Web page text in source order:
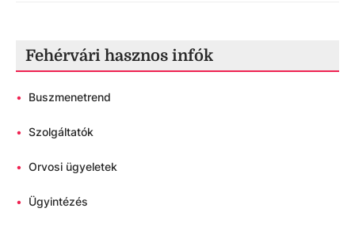
Fehérvári hasznos infók
• Buszmenetrend
• Szolgáltatók
• Orvosi ügyeletek
• Ügyintézés